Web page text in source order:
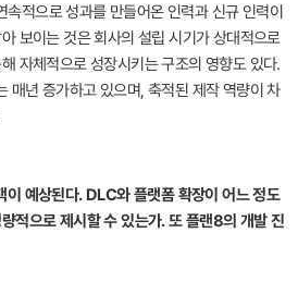
속적으로 성과를 만들어온 인력과 신규 인력이
보이는 것은 회사의 설립 시기가 상대적으로
자체적으로 성장시키는 구조의 영향도 있다.
매년 증가하고 있으며, 축적된 제작 역량이 차
이 예상된다. DLC와 플랫폼 확장이 어느 정도
적으로 제시할 수 있는가. 또 플랜8의 개발 진